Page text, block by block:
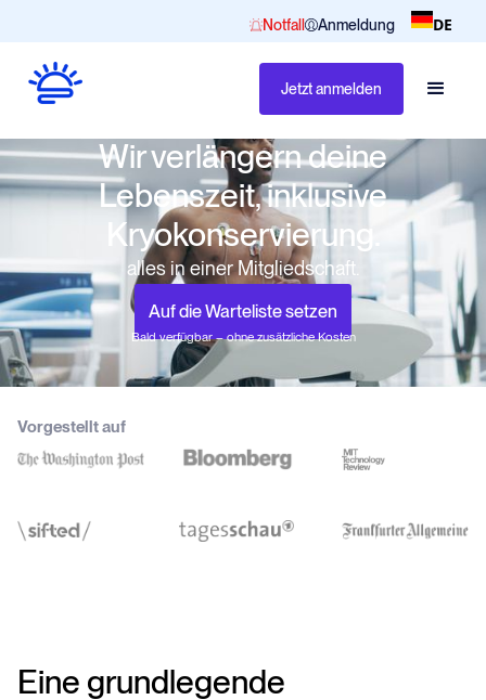
Notfall Anmeldung DE
Jetzt anmelden
Wir verlängern deine
Lebenszeit, inklusive
Kryokonservierung.
alles in einer Mitgliedschaft.
Auf die Warteliste setzen
Bald verfügbar – ohne zusätzliche Kosten
Vorgestellt auf
Eine grundlegende